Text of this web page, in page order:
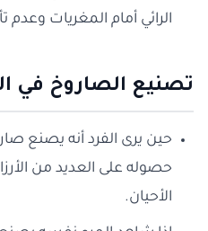
الرائي أمام المغريات وعدم
تصنيع الصاروخ في
حين يرى الفرد أنه يصنع
حصوله على العديد من
الأحيان.